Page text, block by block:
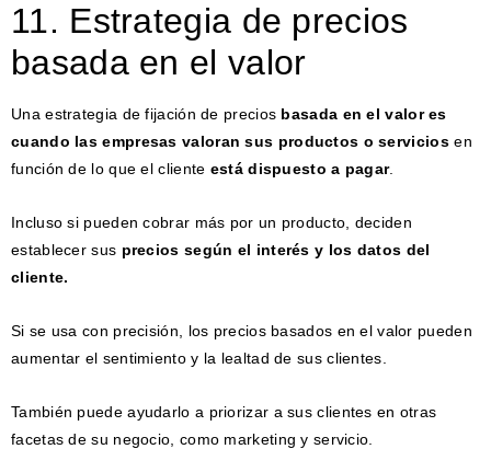
11. Estrategia de precios
basada en el valor
Una estrategia de fijación de precios basada en el valor es
cuando las empresas valoran sus productos o serviciosen
función de lo que el cliente está dispuesto a pagar.
Incluso si pueden cobrar más por un producto, deciden
establecer sus precios según el interés y los datos del
cliente.
Si se usa con precisión, los precios basados ​​en el valor pueden
aumentar el sentimiento y la lealtad de sus clientes.
También puede ayudarlo a priorizar a sus clientes en otras
facetas de su negocio, como marketing y servicio.